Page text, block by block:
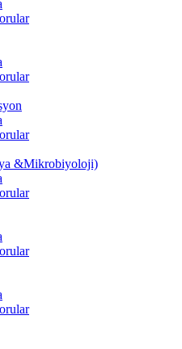
&Mikrobiyoloji)